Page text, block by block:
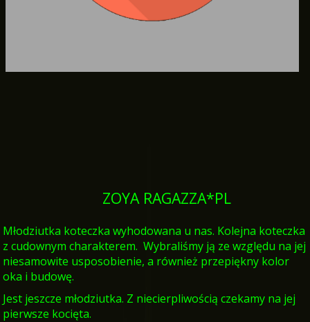
ZOYA RAGAZZA*PL
Młodziutka koteczka wyhodowana u nas. Kolejna koteczka
z cudownym charakterem. Wybraliśmy ją ze względu na jej
niesamowite usposobienie, a również przepiękny kolor
oka i budowę.
Jest jeszcze młodziutka. Z niecierpliwością czekamy na jej
pierwsze kocięta.